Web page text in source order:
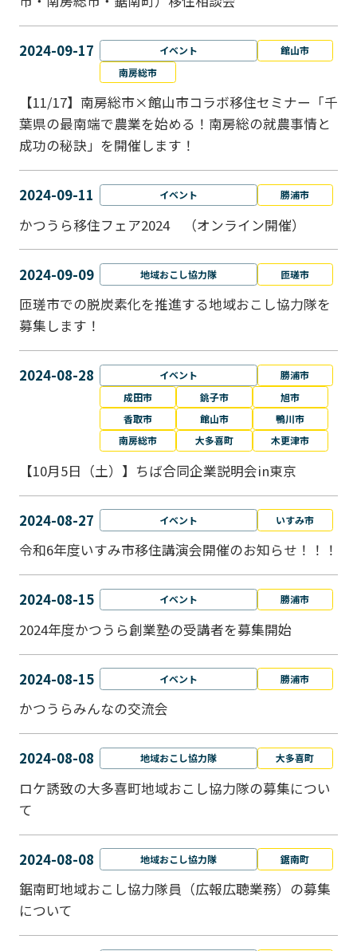
2024-09-17 イベント
館山市
南房総市
【11/17】南房総市×館山市コラボ移住セミナー「千
葉県の最南端で農業を始める！南房総の就農事情と
成功の秘訣」を開催します！
2024-09-11 イベント 勝浦市
かつうら移住フェア2024 （オンライン開催）
2024-09-09 地域おこし協力隊 匝瑳市
匝瑳市での脱炭素化を推進する地域おこし協⼒隊を
募集します！
2024-08-28 イベント
勝浦市
成田市
銚子市
旭市
香取市
館山市
鴨川市
南房総市
大多喜町 木更津市
【10月5日（土）】ちば合同企業説明会in東京
2024-08-27 イベント いすみ市
令和6年度いすみ市移住講演会開催のお知らせ！！！
2024-08-15 イベント 勝浦市
2024年度かつうら創業塾の受講者を募集開始
2024-08-15 イベント 勝浦市
かつうらみんなの交流会
2024-08-08 地域おこし協力隊 大多喜町
ロケ誘致の大多喜町地域おこし協力隊の募集につい
て
2024-08-08 地域おこし協力隊 鋸南町
鋸南町地域おこし協力隊員（広報広聴業務）の募集
について